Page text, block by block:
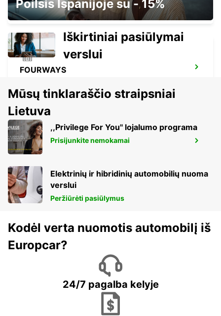
JOHANNESBURG - SOUTH AFRICA
FOURWAYS
VANDERBIJLPARK
VANDERBIJLPARK - SOUTH AFRICA
Poilsis Ispanijoje su - 15%
Iškirtiniai pasiūlymai
verslui
Mūsų tinklaraščio straipsniai
Lietuva
,,Privilege For You'' lojalumo programa
Prisijunkite nemokamai
Elektrinių ir hibridinių automobilių nuoma
verslui
Peržiūrėti pasiūlymus
Kodėl verta nuomotis automobilį iš
Europcar?
24/7 pagalba kelyje